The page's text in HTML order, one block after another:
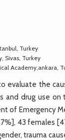
Turkey
Sivas, Turkey
Academy,ankara,
evaluate the
drug use on
of Emergency
43 females
trauma